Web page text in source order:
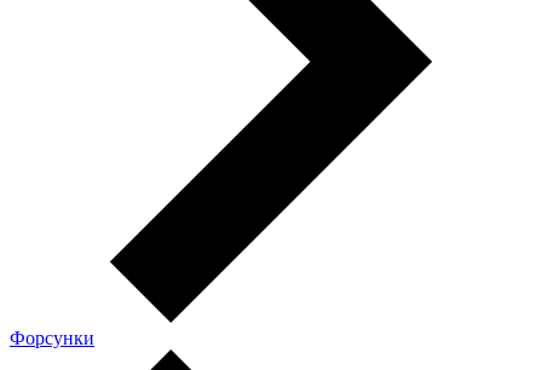
Форсунки